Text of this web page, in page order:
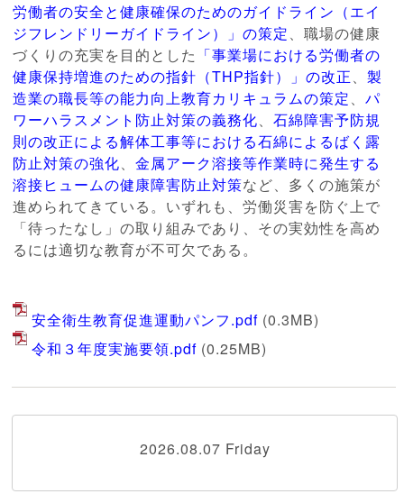
労働者の安全と健康確保のためのガイドライン（エイ
ジフレンドリーガイドライン）」の策定、職場の健康
づくりの充実を目的とした 「事業場における労働者の
健康保持増進のための指針（THP指針）」の改正、製
造業の職長等の能力向上教育カリキュラムの策定、パ
ワーハラスメント防止対策の義務化、石綿障害予防規
則の改正による解体工事等における石綿によるばく露
防止対策の強化、金属アーク溶接等作業時に発生する
溶接ヒュームの健康障害防止対策など、多くの施策が
進められてきている。いずれも、労働災害を防ぐ上で
「待ったなし」の取り組みであり、その実効性を高め
るには適切な教育が不可欠である。
安全衛生教育促進運動パンフ.pdf (0.3MB)
令和３年度実施要領.pdf (0.25MB)
2026.08.07 Friday